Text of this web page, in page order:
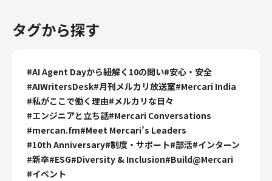
タグから探す
#AI Agent Dayから紐解く10の問い#安心・安全
#AIWritersDesk#月刊メルカリ放送室#Mercari India
#私がここで働く理由#メルカリな日々
#エンジニアと立ち話#Mercari Conversations
#mercan.fm#Meet Mercari’s Leaders
#10th Anniversary#制度・サポート#部活#インターン
#新卒#ESG#Diversity & Inclusion#Build@Mercari
#イベント